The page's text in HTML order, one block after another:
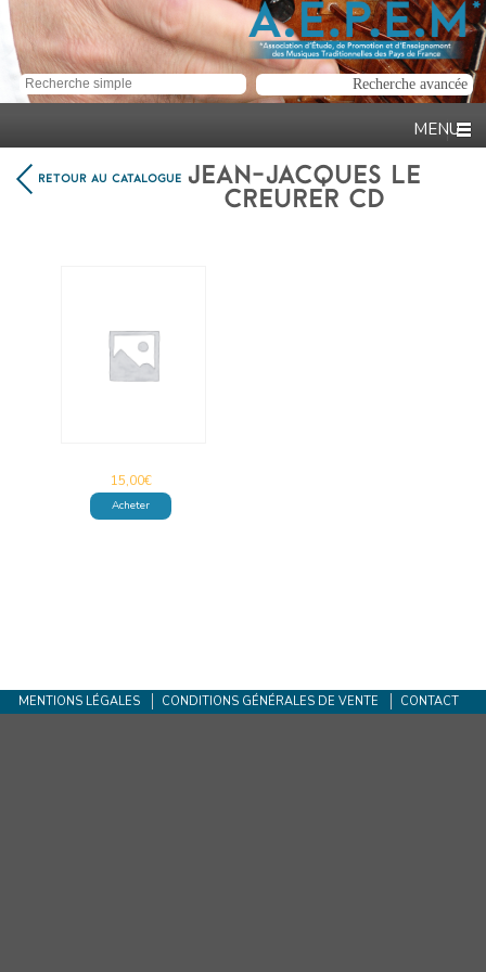
RETOUR AU CATALOGUE
JEAN-JACQUES LE
CREURER CD
15,00€
Acheter
MENTIONS LÉGALES CONDITIONS GÉNÉRALES DE VENTE CONTACT